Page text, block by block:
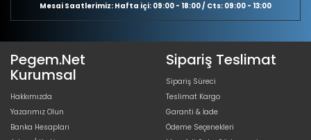
Mesai Saatlerimiz: Hafta içi: 09:00 - 18:00 / Cts: 09:00 - 13:00
Pegem.Net
Kurumsal
Hakkımızda
Yazarımız Olun
Banka Hesapları
Sipariş Teslimat
Sipariş Süreci
Teslimat Kargo
Garanti & İade
Ödeme Seçenekleri